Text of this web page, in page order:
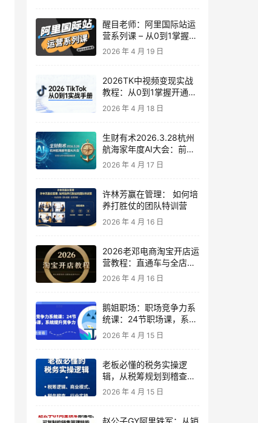
醒目老师：阿里国际站运
营系列课 – 从0到1掌握平
台运营核心技巧
2026 年 4 月 19 日
2026TK中视频变现实战
教程：从0到1掌握开通、
养号、剪辑到变现，新手
副业首选
2026 年 4 月 18 日
生财有术2026.3.28杭州
航海家年度AI大会：前沿
趋势×落地案例×技能图谱
2026 年 4 月 17 日
许林芳赢在管理： 如何培
养打胜仗的团队特训营
2026 年 4 月 16 日
2026老邓电商淘宝开店运
营教程：直通车与全店推
广系统课
2026 年 4 月 16 日
鹅姐职场：职场竞争力系
统课：24节职场课，系统
提升竞争力
2026 年 4 月 15 日
老板必懂的税务实操逻
辑，从税筹规划到稽查应
对，为企业稳健增长保驾
2026 年 4 月 15 日